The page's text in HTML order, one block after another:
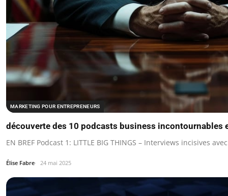
MARKETING POUR ENTREPRENEURS
découverte des 10 podcasts business incontournables
EN BREF Podcast 1: LITTLE BIG THINGS – Interviews incisives
Élise Fabre 24 mai 2025